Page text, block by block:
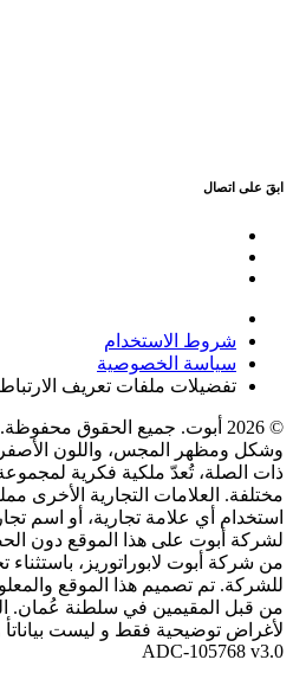
ابقَ على اتصال
شروط الاستخدام
سياسة الخصوصية
تفضيلات ملفات تعريف الارتباط
© 2026 أبوت. جميع الحقوق
وشكل ومظهر المجس، واللون الأصفر،
ذات الصلة، تُعدّ ملكية فكرية
مختلفة. العلامات التجارية الأخرى
استخدام أي علامة تجارية، أو اسم
لشركة أبوت على هذا الموقع دون
من شركة أبوت لابوراتوريز، باستثناء
للشركة. تم تصميم هذا الموقع
من قبل المقيمين في سلطنة عُمان.
لأغراض توضيحية فقط و ليست
ADC-105768 v3.0